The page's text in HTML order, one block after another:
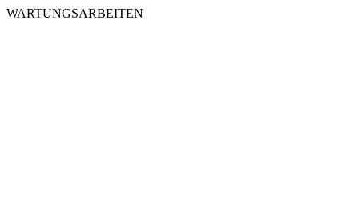
WARTUNGSARBEITEN